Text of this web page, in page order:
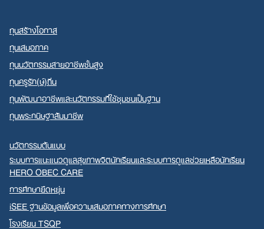
ทุนสร้างโอกาส
ทุนเสมอภาค
ทุนนวัตกรรมสายอาชีพชั้นสูง
ทุนครูรัก(ษ์)ถิ่น
ทุนพัฒนาอาชีพและนวัตกรรมที่ใช้ชุมชนเป็นฐาน
ทุนพระกนิษฐาสัมมาชีพ
นวัตกรรมต้นแบบ
ระบบการแนะแนวดูแลสุขภาพจิตนักเรียนและระบบการดูแลช่วยเหลือนักเรียน
HERO OBEC CARE
การศึกษายืดหยุ่น
iSEE ฐานข้อมูลเพื่อความเสมอภาคทางการศึกษา
โรงเรียน TSQP